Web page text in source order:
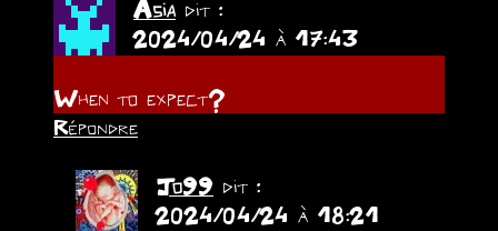
Asia dit :
2024/04/24 à 17:43
When to expect?
Répondre
Jo99 dit :
2024/04/24 à 18:21